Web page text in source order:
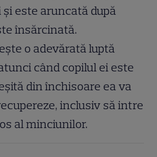
este aruncată după
însărcinată.
o adevărată luptă
când copilul ei este
din închisoare ea va
inclusiv să intre
al minciunilor.